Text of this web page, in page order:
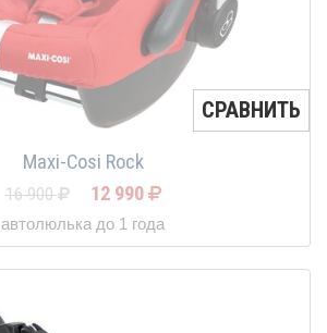
СРАВНИТЬ
Maxi-Cosi Rock
16 900 12 990
автолюлька до 1 года